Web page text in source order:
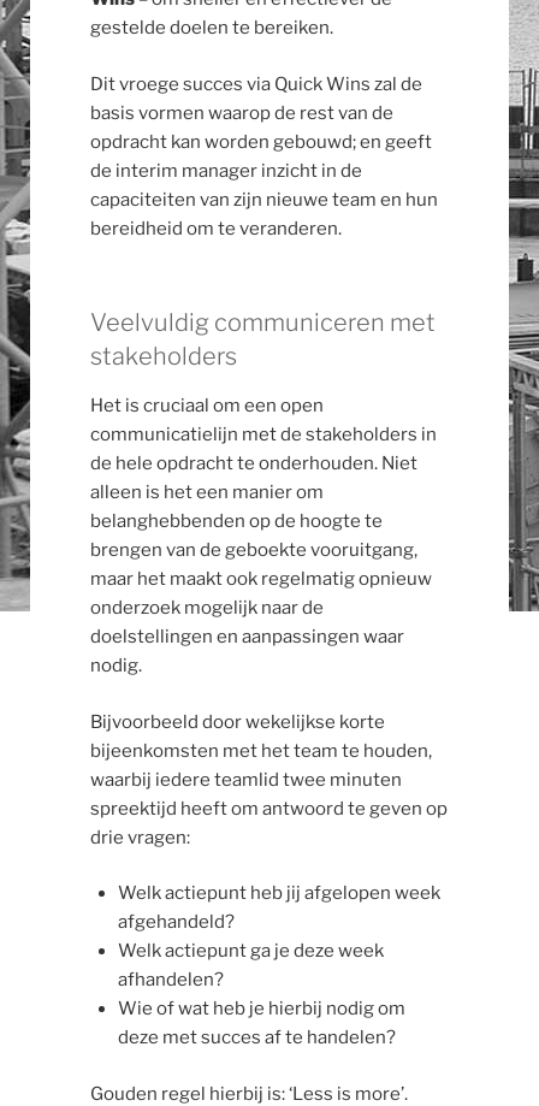
gestelde doelen te bereiken.
Dit vroege succes via Quick Wins zal de
basis vormen waarop de rest van de
opdracht kan worden gebouwd; en geeft
de interim manager inzicht in de
capaciteiten van zijn nieuwe team en hun
bereidheid om te veranderen.
Veelvuldig communiceren met
stakeholders
Het is cruciaal om een open
communicatielijn met de stakeholders in
de hele opdracht te onderhouden. Niet
alleen is het een manier om
belanghebbenden op de hoogte te
brengen van de geboekte vooruitgang,
maar het maakt ook regelmatig opnieuw
onderzoek mogelijk naar de
doelstellingen en aanpassingen waar
nodig.
Bijvoorbeeld door wekelijkse korte
bijeenkomsten met het team te houden,
waarbij iedere teamlid twee minuten
spreektijd heeft om antwoord te geven op
drie vragen:
Welk actiepunt heb jij afgelopen week
afgehandeld?
Welk actiepunt ga je deze week
afhandelen?
Wie of wat heb je hierbij nodig om
deze met succes af te handelen?
Gouden regel hierbij is: ‘Less is more’.